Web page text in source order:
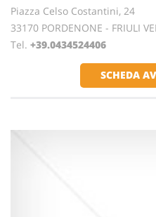
Piazza Celso Costantini, 24
33170 PORDENONE - FRIULI
Tel. +39.0434524406
SCHEDA